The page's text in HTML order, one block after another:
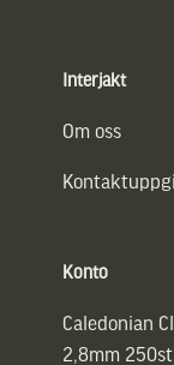
Interjakt
Om oss
Konto
Caledonian
2,8mm 250st